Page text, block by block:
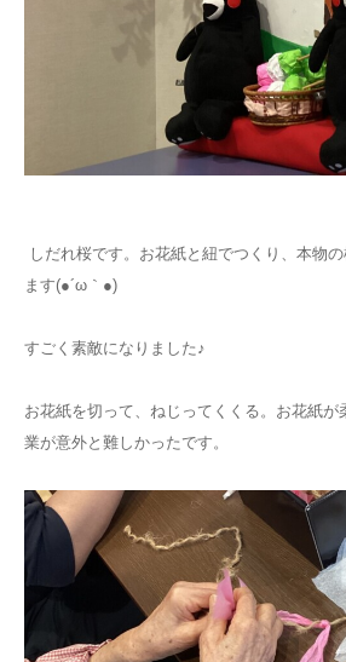
しだれ桜です。お花紙と紐でつくり、本物
ます(●´ω｀●)
すごく素敵になりました♪
お花紙を切って、ねじってくくる。お花紙が
業が意外と難しかったです。